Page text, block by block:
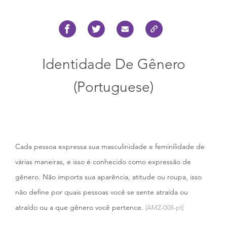
Identidade De Gênero
(Portuguese)
Cada pessoa expressa sua masculinidade e feminilidade de
várias maneiras, e isso é conhecido como expressão de
gênero. Não importa sua aparência, atitude ou roupa, isso
não define por quais pessoas você se sente atraída ou
atraído ou a que gênero você pertence. [AMZ-008-pt]